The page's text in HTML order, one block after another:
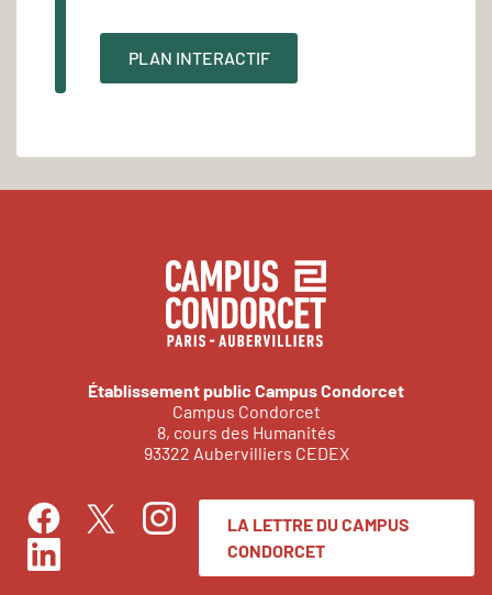
PLAN INTERACTIF
Établissement public Campus Condorcet
Campus Condorcet
8, cours des Humanités
93322 Aubervilliers CEDEX
FacebookTwitterInstagram
LinkedIn
LA LETTRE DU CAMPUS
CONDORCET